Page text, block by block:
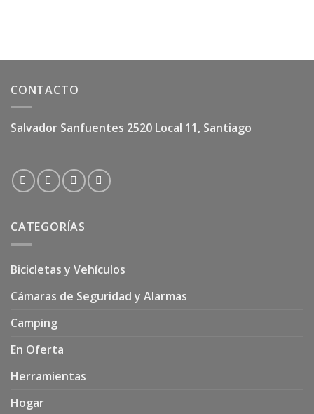
CONTACTO
Salvador Sanfuentes 2520 Local 11, Santiago
CATEGORÍAS
Bicicletas y Vehículos
Cámaras de Seguridad y Alarmas
Camping
En Oferta
Herramientas
Hogar